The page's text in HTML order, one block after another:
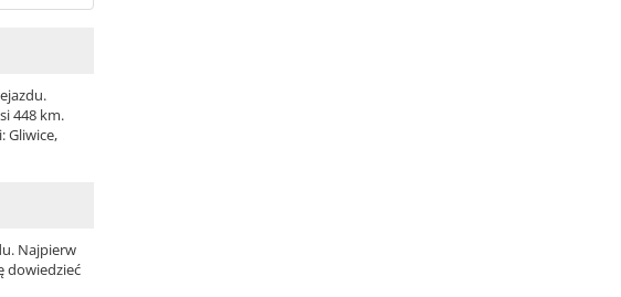
448 km.
Gliwice,
Najpierw
dowiedzieć